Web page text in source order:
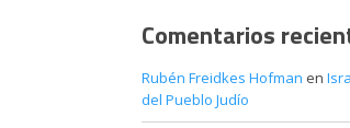
Comentarios
Rubén Freidkes Hofman en
del Pueblo Judío